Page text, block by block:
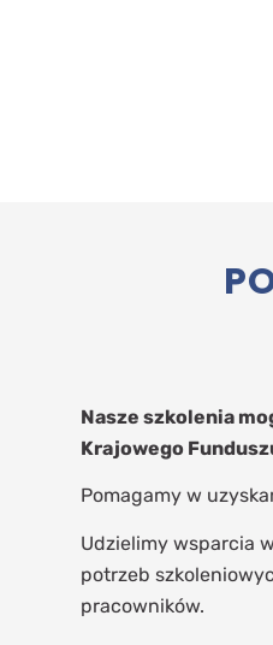
Nasze szkolenia
Krajowego
Pomagamy w
Udzielimy wsparcia
potrzeb
pracowników.